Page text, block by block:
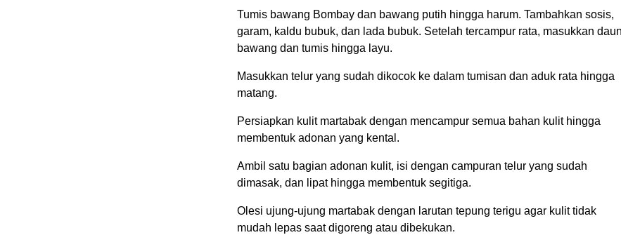
Tumis bawang Bombay dan bawang putih hingga harum. Tambahkan sosis,
garam, kaldu bubuk, dan lada bubuk. Setelah tercampur rata, masukkan daun
bawang dan tumis hingga layu.
Masukkan telur yang sudah dikocok ke dalam tumisan dan aduk rata hingga
matang.
Persiapkan kulit martabak dengan mencampur semua bahan kulit hingga
membentuk adonan yang kental.
Ambil satu bagian adonan kulit, isi dengan campuran telur yang sudah
dimasak, dan lipat hingga membentuk segitiga.
Olesi ujung-ujung martabak dengan larutan tepung terigu agar kulit tidak
mudah lepas saat digoreng atau dibekukan.